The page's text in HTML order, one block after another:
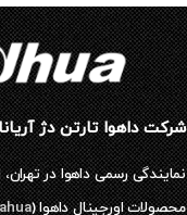
شرکت داهوا تارتن دژ
نمایندگی رسمی داهوا در تهران،
محصولات اورجینال داهوا (